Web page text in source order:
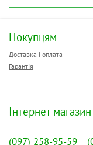
Покупцям
Доставка і оплата
Гарантія
Інтернет
(097) 258-95-59